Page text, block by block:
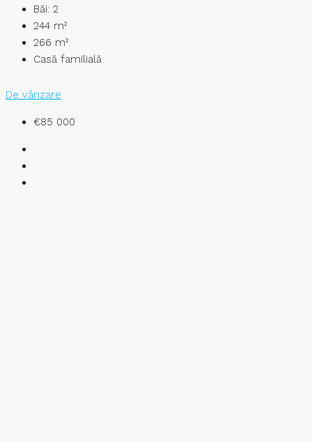
Băi: 2
244 m²
266 m²
Casă familială
De vânzare
€85 000